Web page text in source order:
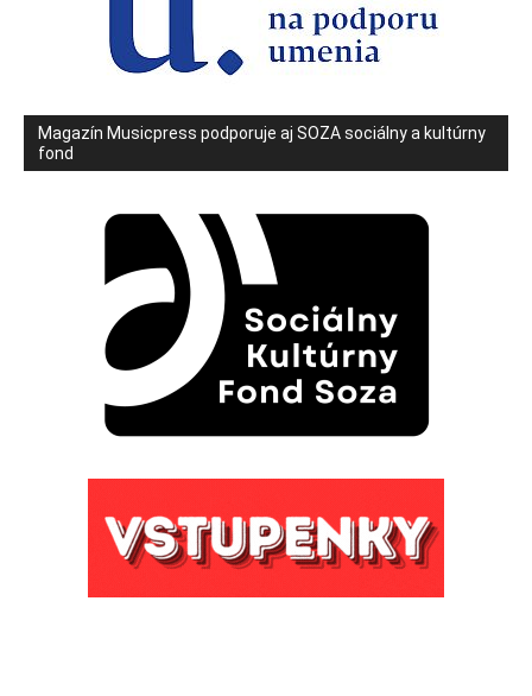
Magazín Musicpress podporuje aj SOZA sociálny a kultúrny
fond